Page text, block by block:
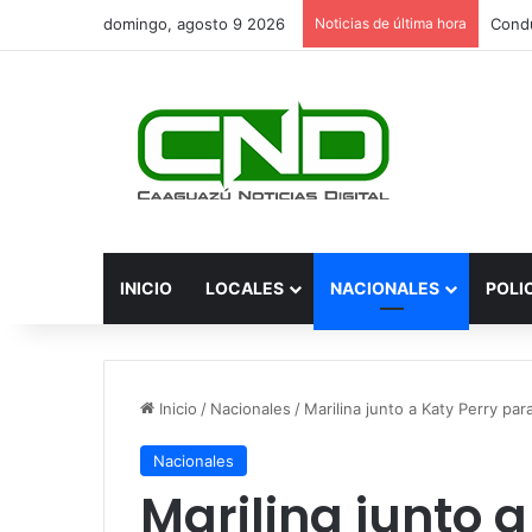
domingo, agosto 9 2026 Noticias de última hora
INICIO LOCALES NACIONALES
Inicio / Nacionales / Marilina junto a Katy Perry
Nacionales
Marilina junto